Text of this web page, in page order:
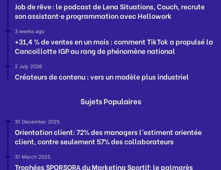
Job de rêve : le podcast de Lena Situations, Couch, recrute
son assistant·e programmation avec Hellowork
3 weeks ago
+31,4 % de ventes en un mois : comment TikTok a propulsé la
Cancoillotte IGP au rang de phénomène national
2 July 2026
Créateurs de contenu : vers un modèle plus industriel
Sujets Populaires
31 December 2025
Orientation client: 72% des managers l’estiment orientée
client, contre seulement 57% des collaborateurs
31 March 2025
Trophées SPORSORA du Marketing Sportif: le palmarès